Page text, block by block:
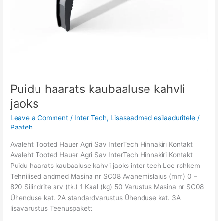
Puidu haarats kaubaaluse kahvli
jaoks
Leave a Comment / Inter Tech, Lisaseadmed esilaaduritele /
Paateh
Avaleht Tooted Hauer Agri Sav InterTech Hinnakiri Kontakt
Avaleht Tooted Hauer Agri Sav InterTech Hinnakiri Kontakt
Puidu haarats kaubaaluse kahvli jaoks inter tech Loe rohkem
Tehnilised andmed Masina nr SC08 Avanemislaius (mm) 0 –
820 Silindrite arv (tk.) 1 Kaal (kg) 50 Varustus Masina nr SC08
Ühenduse kat. 2A standardvarustus Ühenduse kat. 3A
lisavarustus Teenuspakett